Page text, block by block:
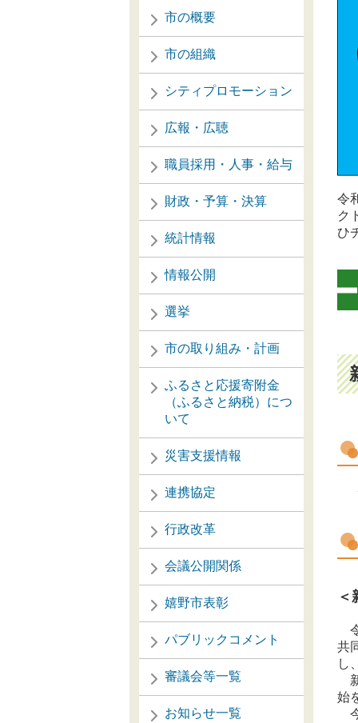
市の概要
市の組織
シティプロモーション
広報・広聴
職員採用・人事・給与
財政・予算・決算
統計情報
情報公開
選挙
市の取り組み・計画
ふるさと応援寄附金
（ふるさと納税）につ
いて
災害支援情報
連携協定
行政改革
会議公開関係
嬉野市表彰
パブリックコメント
審議会等一覧
お知らせ一覧
令
ク
ひ
＜
共
し
始